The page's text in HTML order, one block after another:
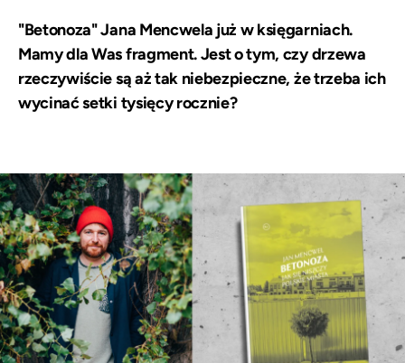
"Betonoza" Jana Mencwela już w księgarniach.
Mamy dla Was fragment. Jest o tym, czy drzewa
rzeczywiście są aż tak niebezpieczne, że trzeba ich
wycinać setki tysięcy rocznie?